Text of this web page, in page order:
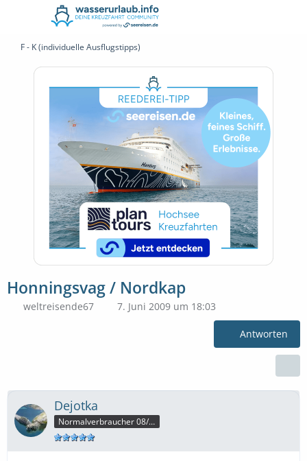
F - K (individuelle Ausflugstipps)
Honningsvag / Nordkap
weltreisende67 7. Juni 2009 um 18:03
Antworten
Dejotka
Normalverbraucher 08/15